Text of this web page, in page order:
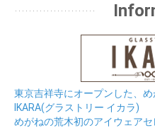
東京吉祥寺にオープンした、
IKARA(グラストリー イカラ)
めがねの荒木初のアイウェアセ